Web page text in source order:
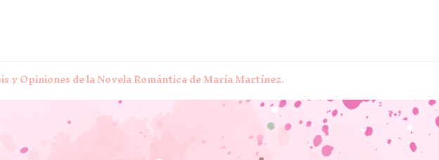
y Opiniones de la Novela Romántica de María Martínez.